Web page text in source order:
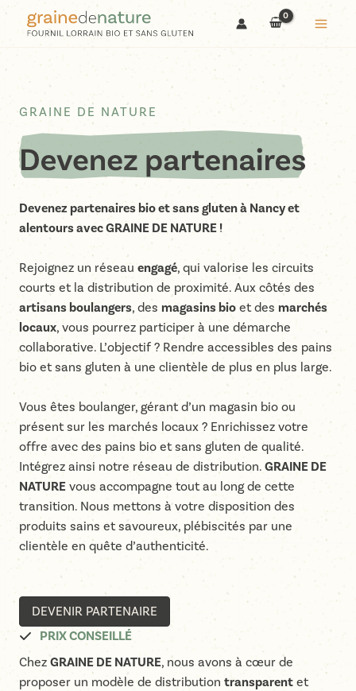
Aller
contenu
GRAINE DE NATURE
Devenez partenaires bio et sans gluten à Nancy et
alentours avec GRAINE DE NATURE !
Rejoignez un réseau engagé, qui valorise les circuits
courts et la distribution de proximité. Aux côtés des
artisans boulangers, des magasins bio et des marchés
locaux, vous pourrez participer à une démarche
collaborative. L’objectif ? Rendre accessibles des pains
bio et sans gluten à une clientèle de plus en plus large.
Vous êtes boulanger, gérant d’un magasin bio ou
présent sur les marchés locaux ? Enrichissez votre
offre avec des pains bio et sans gluten de qualité.
Intégrez ainsi notre réseau de distribution. GRAINE DE
NATURE vous accompagne tout au long de cette
transition. Nous mettons à votre disposition des
produits sains et savoureux, plébiscités par une
clientèle en quête d’authenticité.
DEVENIR PARTENAIRE
PRIX CONSEILLÉ
Chez GRAINE DE NATURE, nous avons à cœur de
proposer un modèle de distribution transparent et